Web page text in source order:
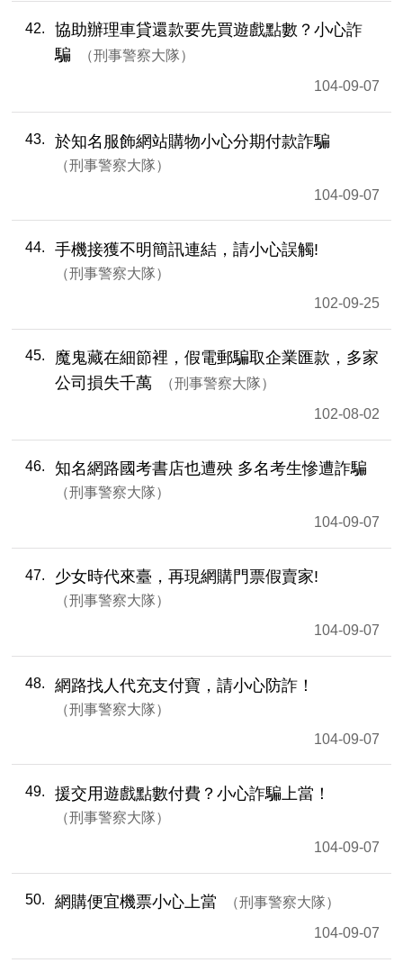
42
協助辦理車貸還款要先買遊戲點數？小心詐
騙
刑事警察大隊
104-09-07
43 於知名服飾網站購物小心分期付款詐騙
刑事警察大隊
104-09-07
44 手機接獲不明簡訊連結，請小心誤觸!
刑事警察大隊
102-09-25
45
魔鬼藏在細節裡，假電郵騙取企業匯款，多家
公司損失千萬
刑事警察大隊
102-08-02
46 知名網路國考書店也遭殃 多名考生慘遭詐騙
刑事警察大隊
104-09-07
47 少女時代來臺，再現網購門票假賣家!
刑事警察大隊
104-09-07
48 網路找人代充支付寶，請小心防詐！
刑事警察大隊
104-09-07
49 援交用遊戲點數付費？小心詐騙上當！
刑事警察大隊
104-09-07
50 網購便宜機票小心上當
刑事警察大隊
104-09-07